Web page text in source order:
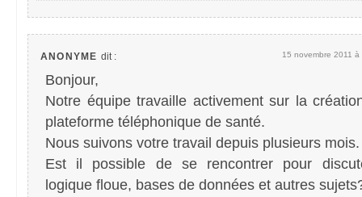
ANONYME dit : 15 novembre 2011
Bonjour,
Notre équipe travaille activement sur la
plateforme téléphonique de santé.
Nous suivons votre travail depuis plusieurs mois.
Est il possible de se rencontrer pour
logique floue, bases de données et autres